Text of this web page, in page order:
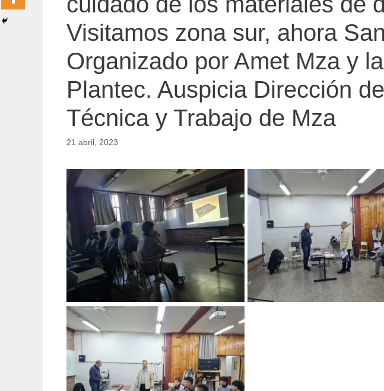
Visitamos zona sur, ahora
Organizado por Amet Mza y
Plantec. Auspicia Dirección
Técnica y Trabajo de Mza
21 abril, 2023